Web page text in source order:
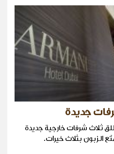
جديدة
ثلاث شرفات خارجية جديدة
الزبون بثلاث خيرات.